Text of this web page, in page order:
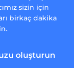
sizin için
birkaç dakika
oluşturun